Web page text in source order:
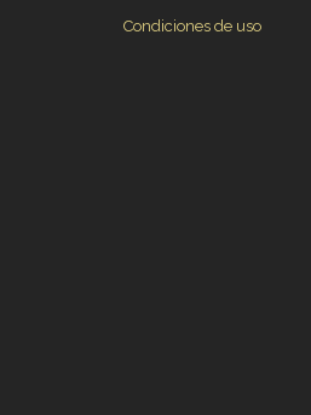
Condiciones de uso